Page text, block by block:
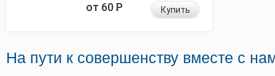
от 60Р Купить
На пути к совершенству вместе с